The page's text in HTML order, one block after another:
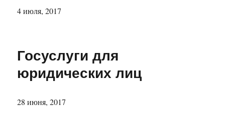
4 июля, 2017
Госуслуги для
юридических лиц
28 июня, 2017